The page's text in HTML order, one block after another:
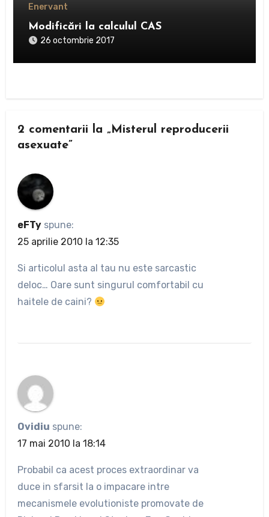
Enervant
Modificări la calculul CAS
26 octombrie 2017
2 comentarii la „Misterul reproducerii
asexuate”
eFTy spune:
25 aprilie 2010 la 12:35
Si articolul asta al tau nu este sarcastic
deloc… Oare sunt singurul comfortabil cu
haitele de caini?
Ovidiu spune:
17 mai 2010 la 18:14
Probabil ca acest proces extraordinar va
duce in sfarsit la o impacare intre
mecanismele evolutioniste promovate de